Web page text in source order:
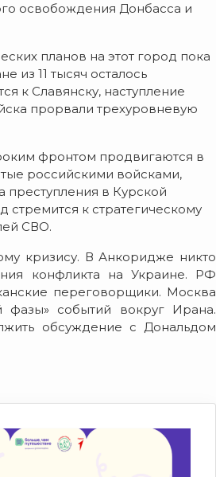
освобождения Донбасса и
планов на этот город пока
из 11 тысяч осталось
к Славянску, наступление
прорвали трехуровневую
фронтом продвигаются в
российскими войсками,
преступления в Курской
стремится к стратегическому
СВО.
кризису. В Анкоридже никто
конфликта на Украине. РФ
переговорщики. Москва
событий вокруг Ирана.
обсуждение с Дональдом